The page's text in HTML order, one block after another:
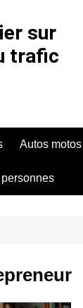
sur
trafic
Autos motos